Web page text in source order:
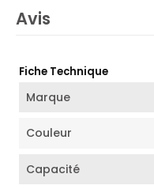
Avis
Fiche Technique
Marque
Couleur
Capacité